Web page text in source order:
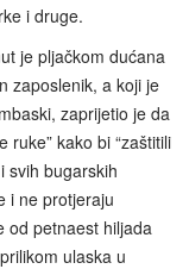
i druge.
je pljačkom dućana
zaposlenik, a koji je
zaprijetio je da
ruke” kako bi “zaštitili
svih bugarskih
i ne protjeraju
od petnaest hiljada
ulaska u